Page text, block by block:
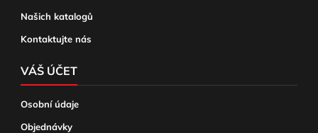
Našich katalogů
Kontaktujte nás
VÁŠ ÚČET
Osobní údaje
Objednávky